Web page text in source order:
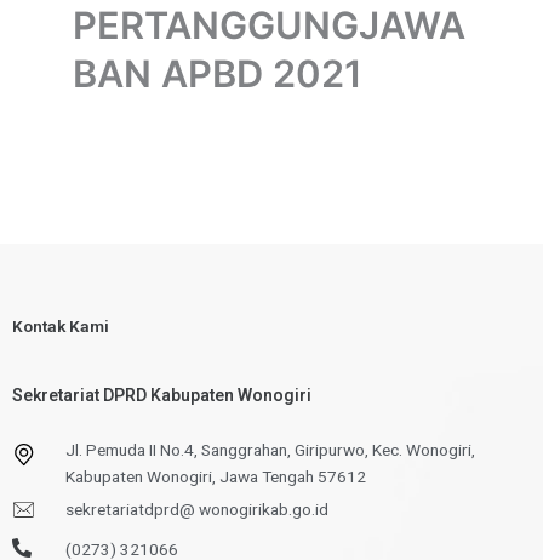
PERTANGGUNGJAWA
BAN APBD 2021
Kontak Kami
Sekretariat DPRD Kabupaten Wonogiri
Jl. Pemuda II No.4, Sanggrahan, Giripurwo, Kec. Wonogiri,
Kabupaten Wonogiri, Jawa Tengah 57612
sekretariatdprd@ wonogirikab.go.id
(0273) 321066